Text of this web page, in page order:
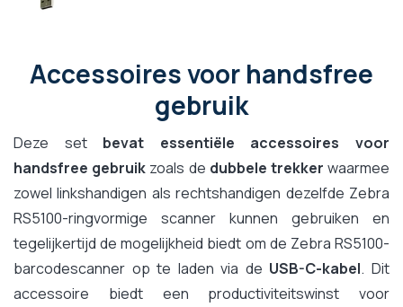
Accessoires voor handsfree
gebruik
Deze set bevat essentiële accessoires voor
handsfree gebruik zoals de dubbele trekker waarmee
zowel linkshandigen als rechtshandigen dezelfde Zebra
RS5100-ringvormige scanner kunnen gebruiken en
tegelijkertijd de mogelijkheid biedt om de Zebra RS5100-
barcodescanner op te laden via de USB-C-kabel. Dit
accessoire biedt een productiviteitswinst voor